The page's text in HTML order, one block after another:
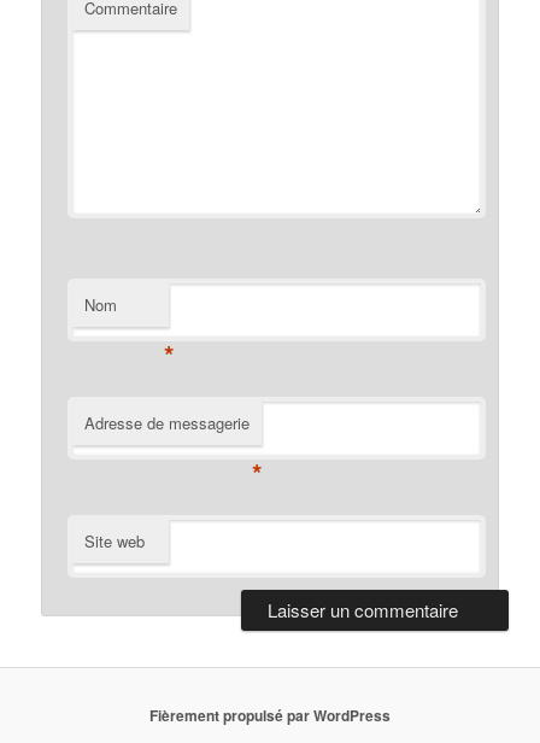
Commentaire
Nom
*
Adresse de messagerie
*
Site web
Fièrement propulsé par WordPress